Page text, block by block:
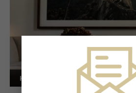
Kunstuitleen voor particulieren